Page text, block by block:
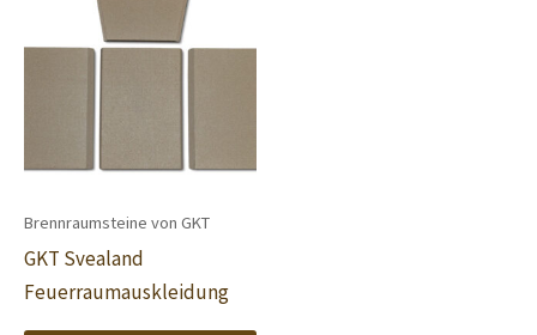
Brennraumsteine von GKT
GKT Svealand
Feuerraumauskleidung